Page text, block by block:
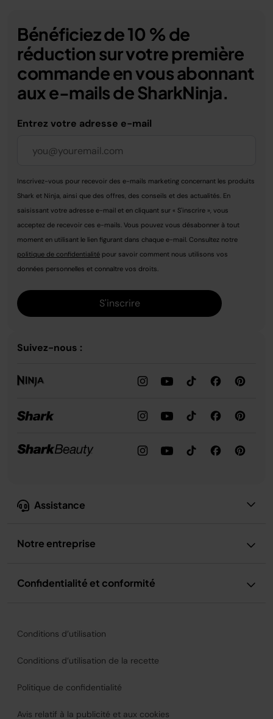
Assistance
Notre entreprise
Confidentialité et conformité
Bénéficiez de 10 % de
réduction sur votre première
commande en vous abonnant
aux e-mails de SharkNinja.
Entrez votre adresse e-mail
Inscrivez-vous pour recevoir des e-mails marketing concernant les produits
Shark et Ninja, ainsi que des offres, des conseils et des actualités. En
saisissant votre adresse e-mail et en cliquant sur « S'inscrire », vous
acceptez de recevoir ces e-mails. Vous pouvez vous désabonner à tout
moment en utilisant le lien figurant dans chaque e-mail. Consultez notre
politique de confidentialité pour savoir comment nous utilisons vos
données personnelles et connaître vos droits.
S'inscrire
Suivez-nous :
Conditions d’utilisation
Conditions d’utilisation de la recette
Politique de confidentialité
Avis relatif à la publicité et aux cookies